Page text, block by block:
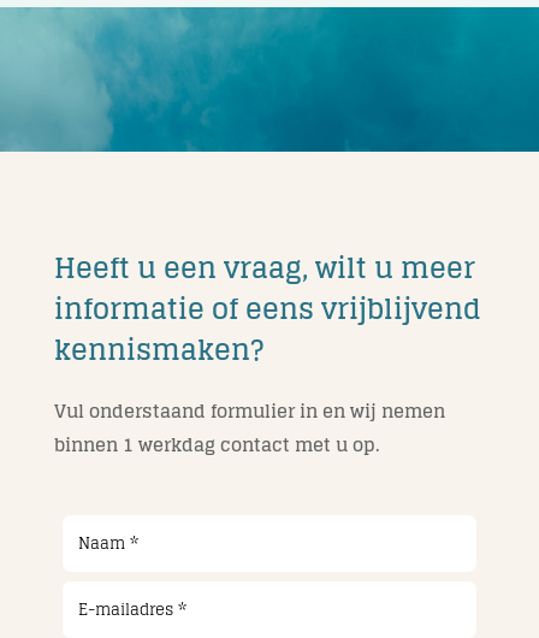
Heeft u een vraag, wilt u meer
informatie of eens vrijblijvend
kennismaken?
Vul onderstaand formulier in en wij nemen
binnen 1 werkdag contact met u op.